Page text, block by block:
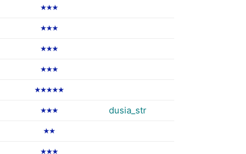
★★★
★★★
★★★
★★★
★★★★★
★★★ dusia_str
★★
★★★